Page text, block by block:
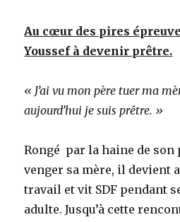
Au cœur des pires
Youssef à devenir prêtre.
« J’ai vu mon père tuer ma
aujourd’hui je suis prêtre. »
Rongé par la haine de son
venger sa mère, il devient
travail et vit SDF pendant
adulte. Jusqu’à cette